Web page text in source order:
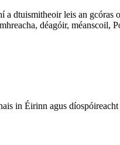
dtuismitheoir leis an
déagóir, méanscoil,
in Éirinn agus